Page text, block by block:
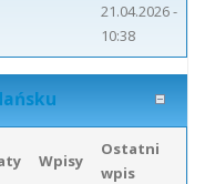
21.04.2026 -
10:38
Wpisy
Ostatni
wpis